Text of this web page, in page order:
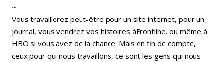
~
Vous travaillerez peut-être pour un site internet, pour un
journal, vous vendrez vos histoires àFrontline, ou même à
HBO si vous avez de la chance. Mais en fin de compte,
ceux pour qui nous travaillons, ce sont les gens qui nous